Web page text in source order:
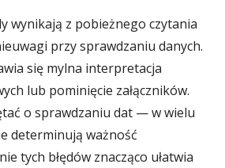
wynikają z pobieżnego czytania
przy sprawdzaniu danych.
się mylna interpretacja
lub pominięcie załączników.
o sprawdzaniu dat — w wielu
determinują ważność
tych błędów znacząco ułatwia